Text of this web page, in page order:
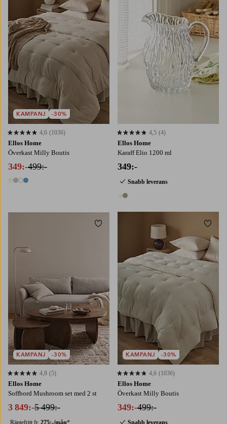
Ellos Home
Överkast Milly Boutis
349:-499:-
4 färger
4,6 baserat på 1036 st betyg
4,6 (1036)
KAMPANJ -30%
180X260260X260
Ellos Home
Karaff Elio 1200 ml
349:-
Snabb leverans
2 färger
4,5 baserat på 4 st betyg
4,5 (4)
Ellos Home
Soffbord Mushroom set med 2 st
3 849:-5 499:-
4,8 baserat på 5 st betyg
4,8 (5)
KAMPANJ -30%
Lägg till i favoriter
Ellos Home
Överkast Milly Boutis
349:-499:-
4,6 baserat på 1036 st betyg
4,6 (1036)
KAMPANJ -30%
180X260 260X260